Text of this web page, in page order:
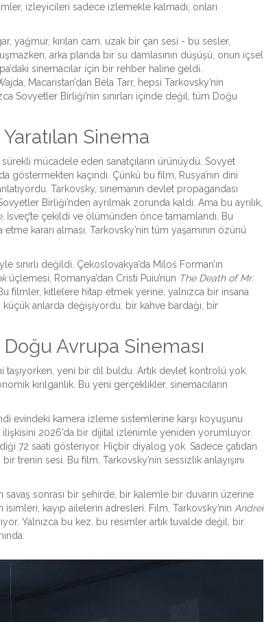
izleyicileri sadece izlemekle kalmadı; onları
yağmur, kırılan cam, uzak bir çan sesi - bu sesler,
arka planda bir su damlasının düşüşü, onun içsel
sinemacılar için bir rehber haline geldi.
Macaristan’dan Béla Tarr, hepsi Tarkovsky’nin
Sovyetler Birliği’nin sınırları içinde değil, tüm Doğu
Sinema
mücadele eden sanatçıların ürünüydü. Sovyet
göstermekten kaçındı. Çünkü bu film, Rusya’nın dini
Tarkovsky, sinemanın devlet propagandası
Birliği’nden ayrılmak zorunda kaldı. Ama bu ayrılık,
, İsveç’te çekildi ve ölümünden önce tamamlandı. Bu
kararı alması, Tarkovsky’nin tüm yaşamının özünü
sınırlı değildi. Çekoslovakya’da Miloš Forman’ın
üçlemesi, Romanya’dan Cristi Puiu’nun The Death of Mr.
filmler, kitlelere hitap etmek yerine, yalnızca bir insana
anlarda değişiyordu: bir kahve bardağı, bir
Doğu Avrupa Sineması
taşıyorken, yeni bir dil buldu. Artık devlet kontrolü yok.
kırılganlık. Bu yeni gerçeklikler, sinemacıların
evindeki kamera izleme sistemlerine karşı koyuşunu
ilişkisini 2026’da bir dijital izlenimle yeniden yorumluyor.
72 saati gösteriyor. Hiçbir diyalog yok. Sadece çatıdan
trenin sesi. Bu film, Tarkovsky’nin sessizlik anlayışını
sonrası bir şehirde, bir kalemle bir duvarın üzerine
kayıp ailelerin adresleri. Film, Tarkovsky’nin Andrei
Yalnızca bu kez, bu resimler artık tuvalde değil, bir